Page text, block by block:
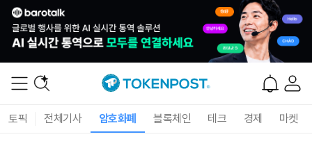
토픽 전체기사 암호화폐 블록체인 테크 경제 마켓